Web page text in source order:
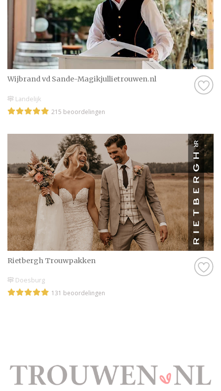
Wijbrand vd Sande-Magikjullietrouwen.nl
Landelijk
215 beoordelingen
Rietbergh Trouwpakken
Doesburg
131 beoordelingen